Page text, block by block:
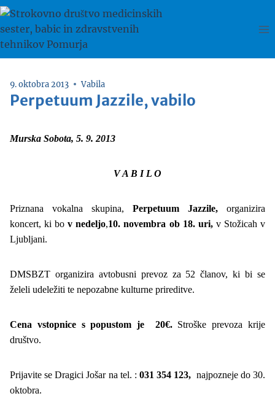
Skip
content
9. oktobra 2013 Vabila
Perpetuum Jazzile, vabilo
Murska Sobota, 5. 9. 2013
V A B I L O
Priznana vokalna skupina, Perpetuum Jazzile, organizira
koncert, ki bov nedeljo,10. novembra ob 18. uri, v Stožicah v
Ljubljani.
DMSBZT organizira avtobusni prevoz za 52 članov, ki bi se
želeli udeležiti te nepozabne kulturne prireditve.
Cena vstopnice s popustom je 20€.Stroške prevoza krije
društvo.
Prijavite se Dragici Jošar na tel. :031 354 123, najpozneje do 30.
oktobra.